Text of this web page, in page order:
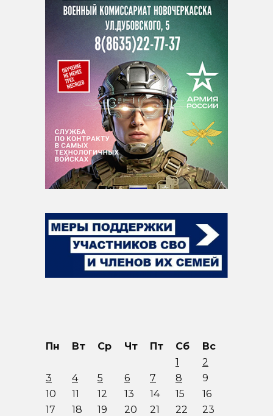
Пн Вт Ср Чт Пт Сб
Вс
1
2
3
4 5 6 7 8
9
10
11 12 13 14 15
16
17
18 19 20 21 22
23